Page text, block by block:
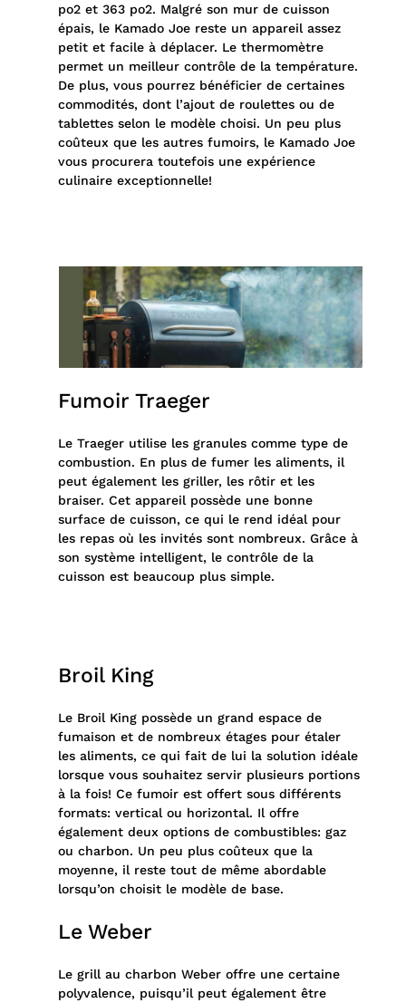
po2 et 363 po2. Malgré son mur de cuisson
épais, le Kamado Joe reste un appareil assez
petit et facile à déplacer. Le thermomètre
permet un meilleur contrôle de la température.
De plus, vous pourrez bénéficier de certaines
commodités, dont l’ajout de roulettes ou de
tablettes selon le modèle choisi. Un peu plus
coûteux que les autres fumoirs, le Kamado Joe
vous procurera toutefois une expérience
culinaire exceptionnelle!
Fumoir Traeger
Le Traeger utilise les granules comme type de
combustion. En plus de fumer les aliments, il
peut également les griller, les rôtir et les
braiser. Cet appareil possède une bonne
surface de cuisson, ce qui le rend idéal pour
les repas où les invités sont nombreux. Grâce à
son système intelligent, le contrôle de la
cuisson est beaucoup plus simple.
Broil King
Le Broil King possède un grand espace de
fumaison et de nombreux étages pour étaler
les aliments, ce qui fait de lui la solution idéale
lorsque vous souhaitez servir plusieurs portions
à la fois! Ce fumoir est offert sous différents
formats: vertical ou horizontal. Il offre
également deux options de combustibles: gaz
ou charbon. Un peu plus coûteux que la
moyenne, il reste tout de même abordable
lorsqu’on choisit le modèle de base.
Le Weber
Le grill au charbon Weber offre une certaine
polyvalence, puisqu’il peut également être